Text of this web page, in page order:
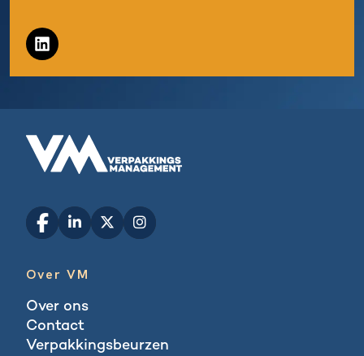
Over VM
Over ons
Contact
Verpakkingsbeurzen